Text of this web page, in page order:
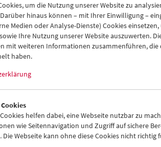
zurück zu den
Zur Retrospektive
erschien eine
Filmen. Die
Jonathan
André S.
Robnik, Daniel
Eine Publikation
Wien 2013, 200
ISBN 978-3-89472-
Produktsicherheit
um die Nutzung unserer Website zu
hinaus können – mit Ihrer Einwilligung –
Medien oder Analyse-Dienste) Cookies
Ihre Nutzung unserer Website auszuwerten.
mit weiteren Informationen zusammenführen, die
haben.
helfen dabei, eine Webseite nutzbar zu
wie Seitennavigation und Zugriff auf sichere
Die Webseite kann ohne diese Cookies nicht richtig